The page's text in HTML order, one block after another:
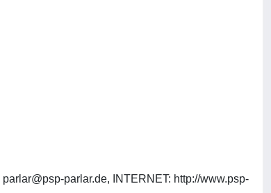
parlar@psp-parlar.de, INTERNET: http://www.psp-